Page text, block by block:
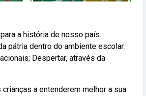
a história de nosso país.
pátria dentro do ambiente escolar.
Despertar, através da
a entenderem melhor a sua